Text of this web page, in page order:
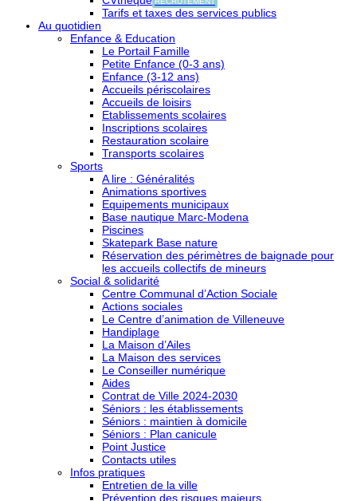
Tarifs et taxes des services publics
Au quotidien
Enfance & Education
Le Portail Famille
Petite Enfance (0-3 ans)
Enfance (3-12 ans)
Accueils périscolaires
Accueils de loisirs
Etablissements scolaires
Inscriptions scolaires
Restauration scolaire
Transports scolaires
Sports
A lire : Généralités
Animations sportives
Equipements municipaux
Base nautique Marc-Modena
Piscines
Skatepark Base nature
Réservation des périmètres de baignade pour
les accueils collectifs de mineurs
Social & solidarité
Centre Communal d’Action Sociale
Actions sociales
Le Centre d’animation de Villeneuve
Handiplage
La Maison d’Ailes
La Maison des services
Le Conseiller numérique
Aides
Contrat de Ville 2024-2030
Séniors : les établissements
Séniors : maintien à domicile
Séniors : Plan canicule
Point Justice
Contacts utiles
Infos pratiques
Entretien de la ville
Prévention des risques majeurs